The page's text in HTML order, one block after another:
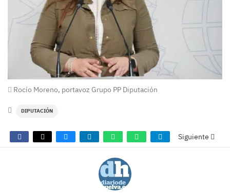
Rocío Moreno, portavoz Grupo PP Diputación
DIPUTACIÓN
Siguiente